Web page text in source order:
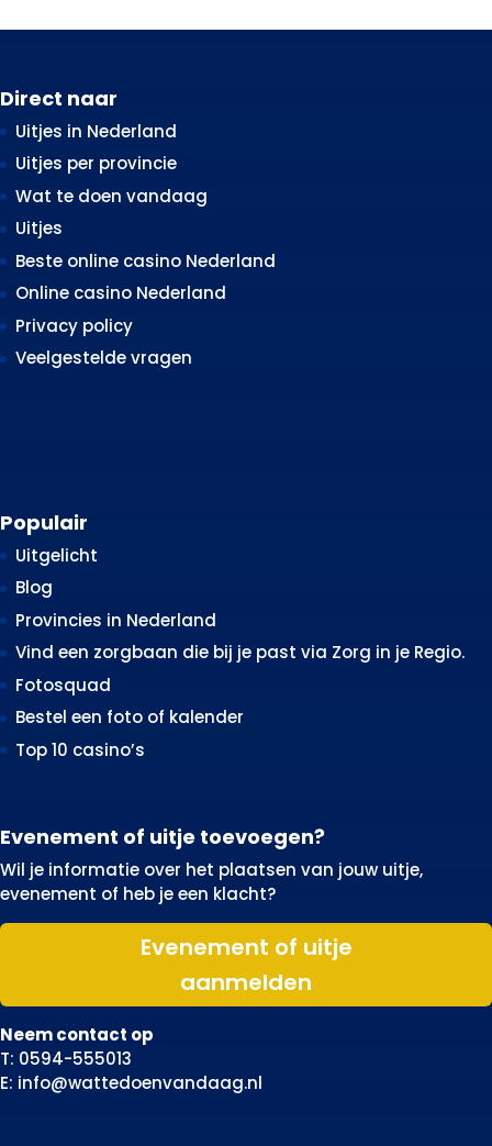
Direct naar
Uitjes in Nederland
Uitjes per provincie
Wat te doen vandaag
Uitjes
Beste online casino Nederland
Online casino Nederland
Privacy policy
Veelgestelde vragen
Populair
Uitgelicht
Blog
Provincies in Nederland
Vind een zorgbaan die bij je past via Zorg in je Regio.
Fotosquad
Bestel een foto of kalender
Top 10 casino’s
Evenement of uitje toevoegen?
Wil je informatie over het plaatsen van jouw uitje,
evenement of heb je een klacht?
Evenement of uitje
aanmelden
Neem contact op
T: 0594-555013
E: info@wattedoenvandaag.nl